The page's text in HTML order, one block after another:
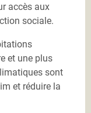
accès aux
sociale.
et une plus
sont
et réduire la